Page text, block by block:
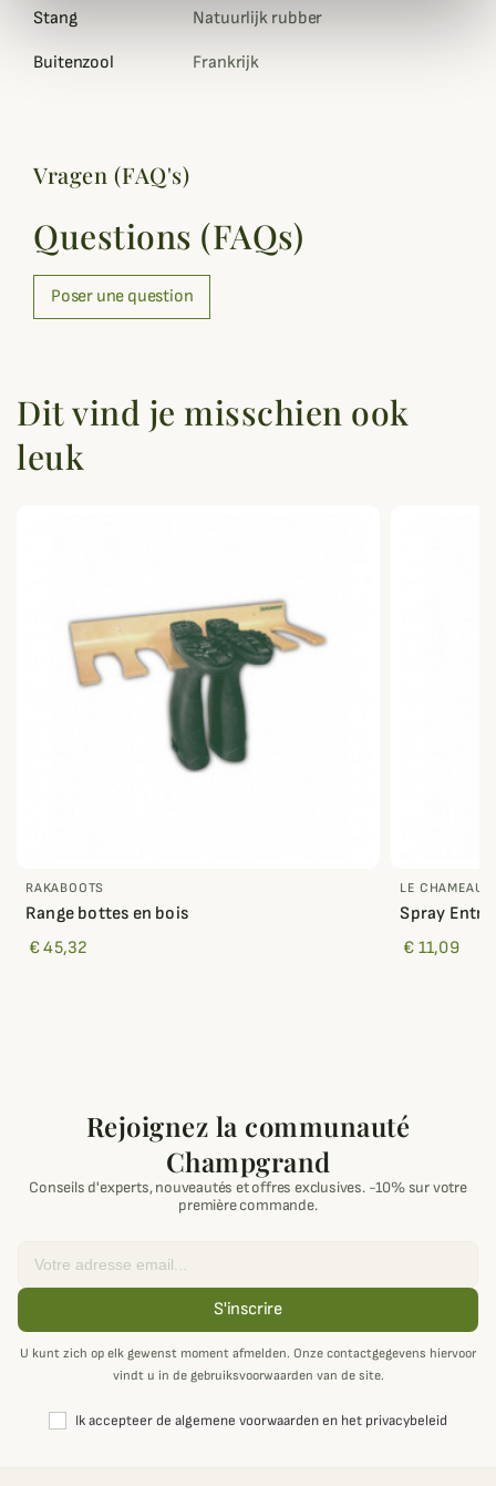
Stang Natuurlijk rubber
Buitenzool Frankrijk
Vragen (FAQ's)
Questions (FAQs)
Poser une question
Dit vind je misschien ook
leuk
RAKABOOTS
Range bottes en bois
€ 45,32
LE CHAMEAU
Spray
€ 11,09
Rejoignez la communauté
Champgrand
Conseils d'experts, nouveautés et offres exclusives. -10% sur votre
première commande.
S'inscrire
U kunt zich op elk gewenst moment afmelden. Onze contactgegevens hiervoor
vindt u in de gebruiksvoorwaarden van de site.
Ik accepteer de algemene voorwaarden en het privacybeleid